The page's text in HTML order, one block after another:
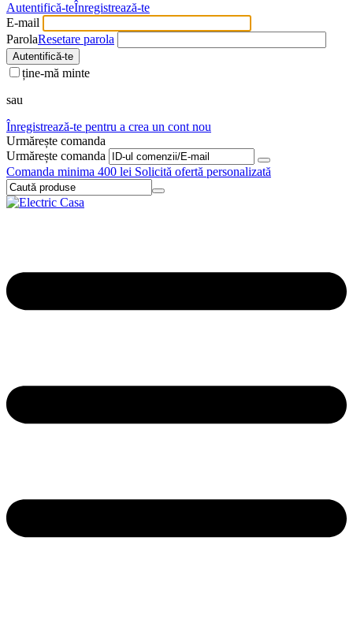
Autentifică-teÎnregistrează-te
E-mail
ParolaResetare parola
Autentifică-te
ține-mă minte
sau
Înregistrează-te pentru a crea un cont nou
Urmărește comanda
Urmărește comanda
Comanda minima 400 lei Solicită ofertă personalizată